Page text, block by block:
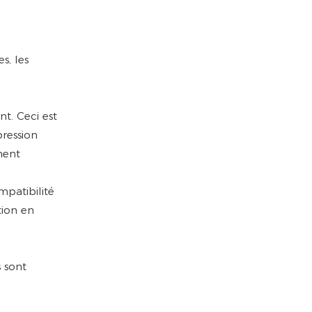
les
Ceci est
en
sont